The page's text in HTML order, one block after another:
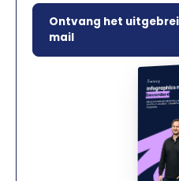
Ontvang het
mail